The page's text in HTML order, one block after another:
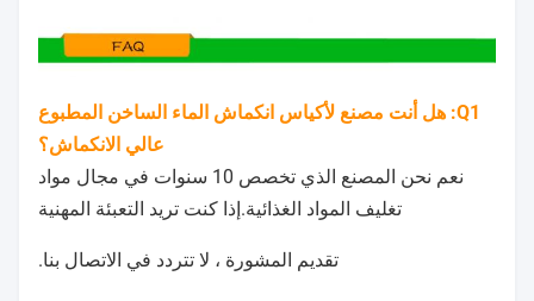
Q1: هل أنت مصنع لأكياس انكماش الماء الساخن المطبوع
عالي الانكماش؟
نعم نحن المصنع الذي تخصص 10 سنوات في مجال مواد
تغليف المواد الغذائية.إذا كنت تريد التعبئة المهنية
تقديم المشورة ، لا تتردد في الاتصال بنا.